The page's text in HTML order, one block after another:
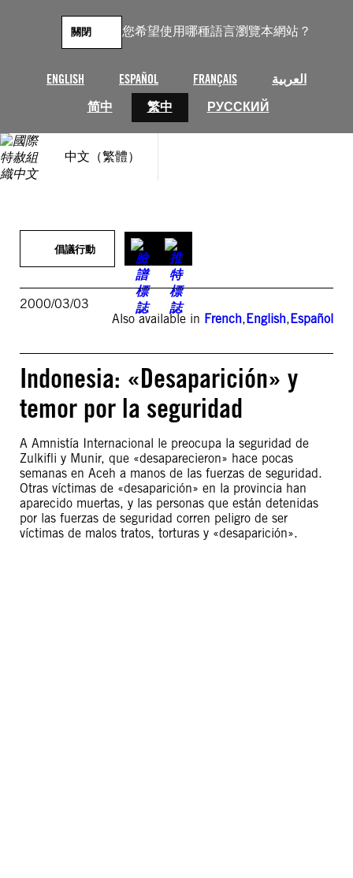
您希望使用哪種語言瀏覽本網站？
ENGLISH ESPAÑOL FRANÇAIS
العربية
简中
繁中 РУССКИЙ
關閉
中文（繁體）
倡議行動
2000/03/03
Also available in French,English,Español
Indonesia: «Desaparición» y
temor por la seguridad
A Amnistía Internacional le preocupa la seguridad de
Zulkifli y Munir, que «desaparecieron» hace pocas
semanas en Aceh a manos de las fuerzas de seguridad.
Otras víctimas de «desaparición» en la provincia han
aparecido muertas, y las personas que están detenidas
por las fuerzas de seguridad corren peligro de ser
víctimas de malos tratos, torturas y «desaparición».